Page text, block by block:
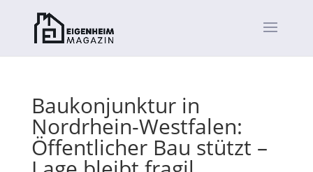
Baukonjunktur in
Nordrhein-Westfalen:
Öffentlicher Bau stützt –